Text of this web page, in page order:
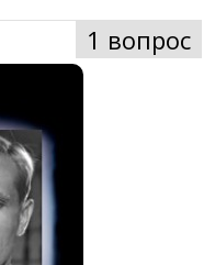
1 вопрос